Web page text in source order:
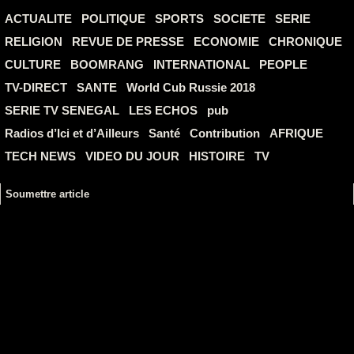
ACTUALITE POLITIQUE SPORTS SOCIETE
SERIE
RELIGION
REVUE DE PRESSE ECONOMIE
CHRONIQUE
CULTURE
BOOMRANG INTERNATIONAL
PEOPLE
TV-DIRECT
SANTE
World Cub Russie 2018
SERIE TV SENEGAL
LES ECHOS
pub
Radios d’Ici et d’Ailleurs
Santé Contribution
AFRIQUE
TECH NEWS
VIDEO DU JOUR HISTOIRE TV
Soumettre article